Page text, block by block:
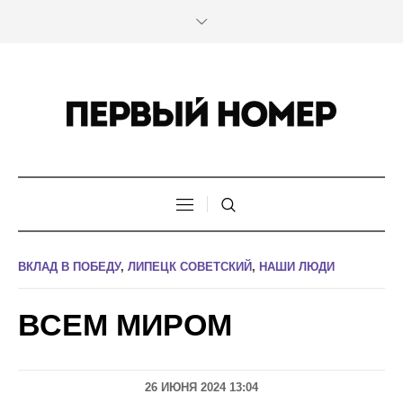
ВКЛАД В ПОБЕДУ, ЛИПЕЦК СОВЕТСКИЙ , НАШИ ЛЮДИ
ВСЕМ МИРОМ
26 ИЮНЯ 2024 13:04